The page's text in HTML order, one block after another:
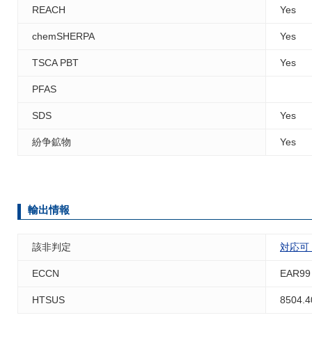
REACH Yes
chemSHERPA Yes
TSCA PBT Yes
PFAS
SDS Yes
紛争鉱物 Yes
輸出情報
該非判定 対応可
ECCN EAR99
HTSUS